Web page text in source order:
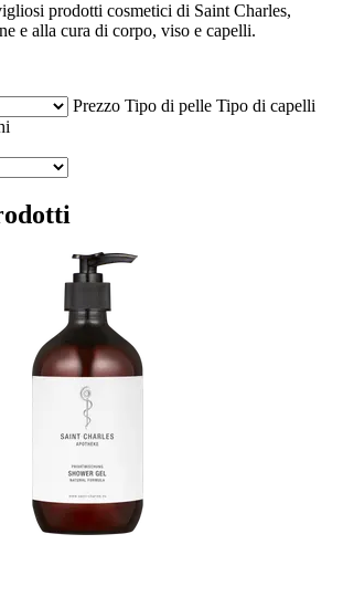
prodotti cosmetici di Saint Charles,
e alla cura di corpo, viso e capelli.
Prezzo Tipo di pelle Tipo di capelli